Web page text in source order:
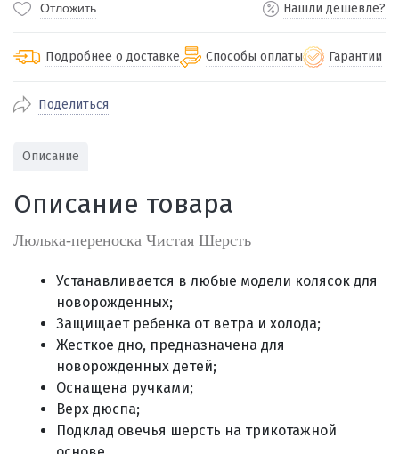
Отложить Нашли дешевле?
Подробнее о доставке
По Екатеринбургу бесплатная
Отправляем во все регионы России
службами Пэк, Кит, Луч, Сдэк, Озон
доставка, Почта РФ или любой другой
Способы оплаты
Через СБП при получении (для
Екатеринбурга и близлежащих
городов)
Оплата по счету для юридических лиц
Гарантии
Поделиться
Описание
Описание товара
Люлька-переноска Чистая Шерсть
Устанавливается в любые модели колясок для
новорожденных;
Защищает ребенка от ветра и холода;
Жесткое дно, предназначена для
новорожденных детей;
Оснащена ручками;
Верх дюспа;
Подклад овечья шерсть на трикотажной